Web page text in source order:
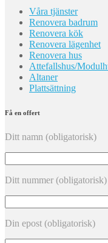
Våra tjänster
Renovera badrum
Renovera kök
Renovera lägenhet
Renovera hus
Attefallshus/
Altaner
Plattsättning
Få en offert
Ditt namn (obligatorisk)
Ditt nummer (obligatorisk)
Din epost (obligatorisk)